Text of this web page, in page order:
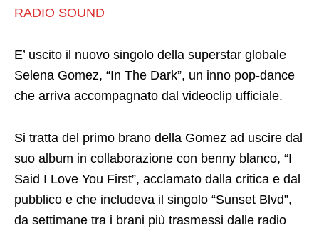
RADIO SOUND
E’ uscito il nuovo singolo della superstar globale
Selena Gomez, “In The Dark”, un inno pop-dance
che arriva accompagnato dal videoclip ufficiale.
Si tratta del primo brano della Gomez ad uscire dal
suo album in collaborazione con benny blanco, “I
Said I Love You First”, acclamato dalla critica e dal
pubblico e che includeva il singolo “Sunset Blvd”,
da settimane tra i brani più trasmessi dalle radio